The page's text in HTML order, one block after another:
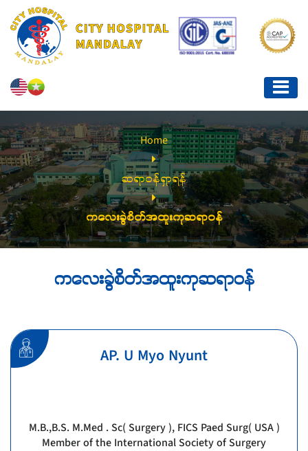
Home
ဆရာဝန်ရှာရန်
ကလေးခွဲစိတ်အထူးကုဆရာဝန်
ကလေးခွဲစိတ်အထူးကုဆရာဝန်
AP. U Myo Nyunt
M.B.,B.S. M.Med . Sc( Surgery ), FICS Paed Surg( USA )
Member of the International Society of Surgery